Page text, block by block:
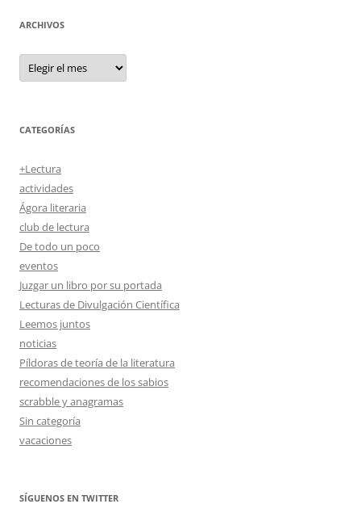
ARCHIVOS
Archivos
CATEGORÍAS
+Lectura
actividades
Ágora literaria
club de lectura
De todo un poco
eventos
Juzgar un libro por su portada
Lecturas de Divulgación Científica
Leemos juntos
noticias
Píldoras de teoría de la literatura
recomendaciones de los sabios
scrabble y anagramas
Sin categoría
vacaciones
SÍGUENOS EN TWITTER